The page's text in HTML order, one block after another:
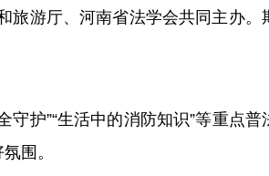
游厅、河南省法学会共同主办。
护”“生活中的消防知识”等重点普
围。